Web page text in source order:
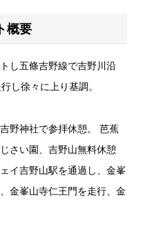
概要
し五條吉野線で吉野川沿
し徐々に上り基調。
野神社で参拝休憩。 芭蕉
さい園、吉野山無料休憩
イ吉野山駅を通過し、金峯
金峯山寺仁王門を走行、金